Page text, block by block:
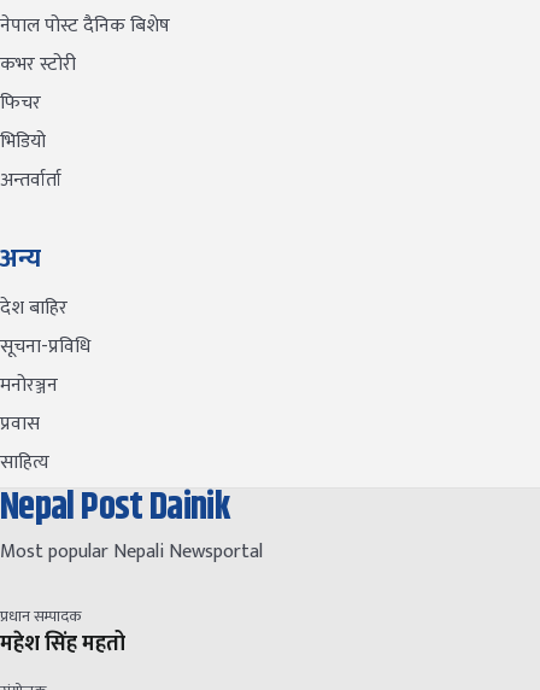
नेपाल पोस्ट दैनिक बिशेष
कभर स्टोरी
फिचर
भिडियो
अन्तर्वार्ता
अन्य
देश बाहिर
सूचना-प्रविधि
मनोरञ्जन
प्रवास
साहित्य
Nepal Post Dainik
Most popular Nepali Newsportal
प्रधान सम्पादक
महेश सिंह महतो